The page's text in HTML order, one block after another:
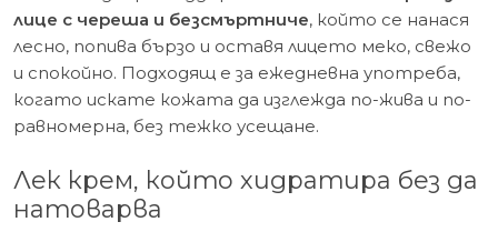
лице с череша и безсмъртниче, който се нанася
лесно, попива бързо и оставя лицето меко, свежо
и спокойно. Подходящ е за ежедневна употреба,
когато искате кожата да изглежда по-жива и по-
равномерна, без тежко усещане.
Лек крем, който хидратира без да
натоварва